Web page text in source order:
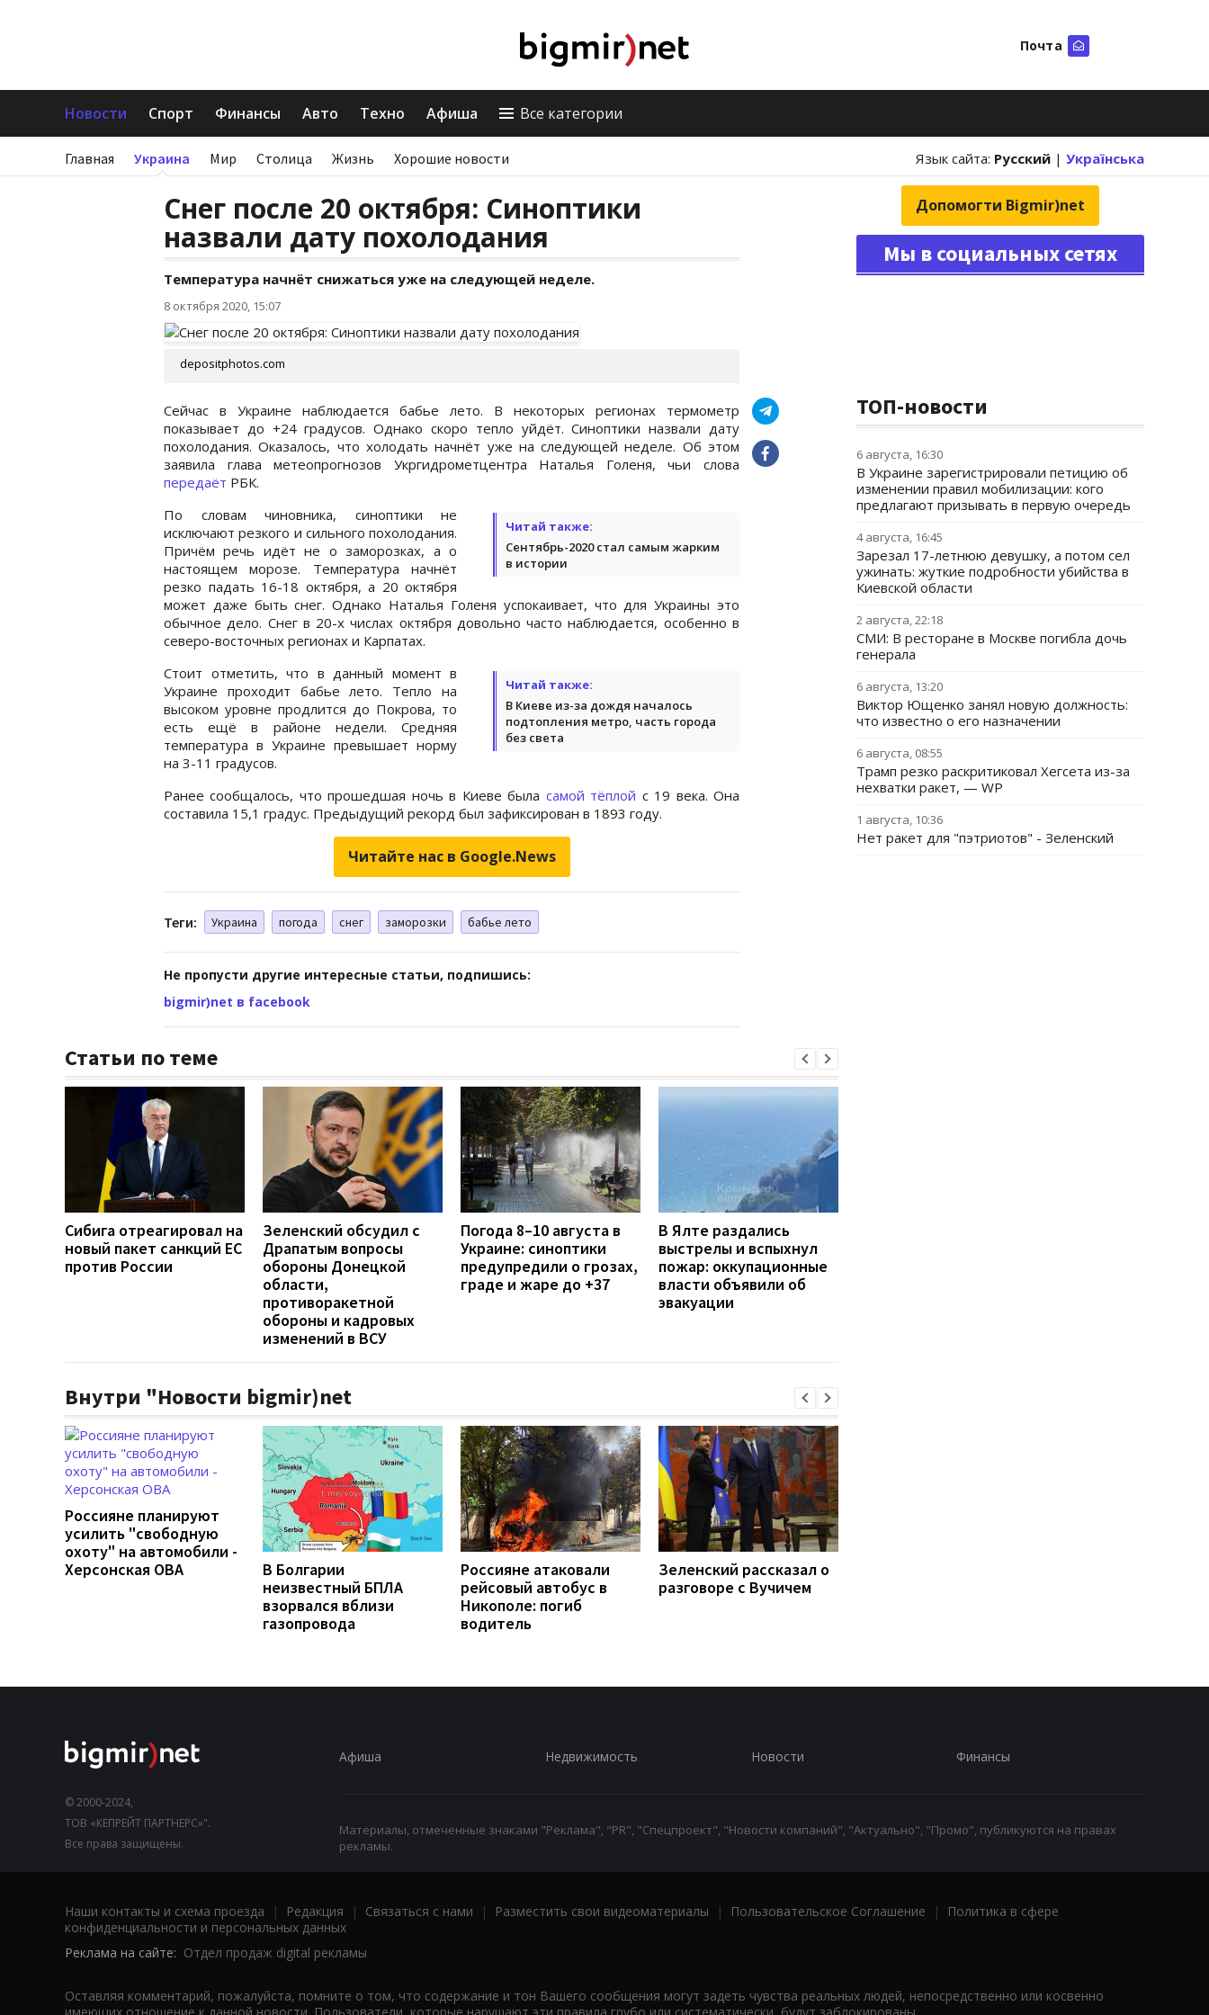
Почта
Новости Спорт Финансы Авто Техно Афиша Все категории
Главная Украина Мир Столица Жизнь Хорошие новости Язык сайта: Русский | Українська
Снег после 20 октября: Синоптики
назвали дату похолодания
Температура начнёт снижаться уже на следующей неделе.
8 октября 2020, 15:07
depositphotos.com
Сейчас в Украине наблюдается бабье лето. В некоторых регионах термометр
показывает до +24 градусов. Однако скоро тепло уйдёт. Синоптики назвали дату
похолодания. Оказалось, что холодать начнёт уже на следующей неделе. Об этом
заявила глава метеопрогнозов Укргидрометцентра Наталья Голеня, чьи слова
передаёт РБК.
Читай также:
Сентябрь-2020 стал самым жарким
в истории
По словам чиновника, синоптики не
исключают резкого и сильного похолодания.
Причём речь идёт не о заморозках, а о
настоящем морозе. Температура начнёт
резко падать 16-18 октября, а 20 октября
может даже быть снег. Однако Наталья Голеня успокаивает, что для Украины это
обычное дело. Снег в 20-х числах октября довольно часто наблюдается, особенно в
северо-восточных регионах и Карпатах.
Читай также:
В Киеве из-за дождя началось
подтопления метро, часть города
без света
Стоит отметить, что в данный момент в
Украине проходит бабье лето. Тепло на
высоком уровне продлится до Покрова, то
есть ещё в районе недели. Средняя
температура в Украине превышает норму
на 3-11 градусов.
Ранее сообщалось, что прошедшая ночь в Киеве была самой тёплой с 19 века. Она
составила 15,1 градус. Предыдущий рекорд был зафиксирован в 1893 году.
Читайте нас в Google.News
Теги: Украина погода снег заморозки бабье лето
Не пропусти другие интересные статьи, подпишись:
bigmir)net в facebook
Статьи по теме
Сибига отреагировал на
новый пакет санкций ЕС
против России
Зеленский обсудил с
Драпатым вопросы
обороны Донецкой
области,
противоракетной
обороны и кадровых
изменений в ВСУ
Погода 8–10 августа в
Украине: синоптики
предупредили о грозах,
граде и жаре до +37
В Ялте раздались
выстрелы и вспыхнул
пожар: оккупационные
власти объявили об
эвакуации
Внутри "Новости bigmir)net
Россияне планируют
усилить "свободную
охоту" на автомобили -
Херсонская ОВА
В Болгарии
неизвестный БПЛА
взорвался вблизи
газопровода
Россияне атаковали
рейсовый автобус в
Никополе: погиб
водитель
Зеленский рассказал о
разговоре с Вучичем
Допомогти Bigmir)net
Мы в социальных сетях
ТОП-новости
6 августа, 16:30
В Украине зарегистрировали петицию об
изменении правил мобилизации: кого
предлагают призывать в первую очередь
4 августа, 16:45
Зарезал 17-летнюю девушку, а потом сел
ужинать: жуткие подробности убийства в
Киевской области
2 августа, 22:18
СМИ: В ресторане в Москве погибла дочь
генерала
6 августа, 13:20
Виктор Ющенко занял новую должность:
что известно о его назначении
6 августа, 08:55
Трамп резко раскритиковал Хегсета из-за
нехватки ракет, — WP
1 августа, 10:36
Нет ракет для "пэтриотов" - Зеленский
© 2000-2024,
ТОВ «КЕПРЕЙТ ПАРТНЕРС»".
Все права защищены.
Афиша Недвижимость Новости Финансы
Материалы, отмеченные знаками "Реклама", "PR", "Спецпроект", "Новости компаний", "Актуально", "Промо", публикуются на правах
рекламы.
Наши контакты и схема проезда | Редакция | Связаться с нами | Разместить свои видеоматериалы | Пользовательское Соглашение |
Политика в сфере
конфиденциальности и персональных данных
Реклама на сайте: Отдел продаж digital рекламы
Оставляя комментарий, пожалуйста, помните о том, что содержание и тон Вашего сообщения могут задеть чувства реальных людей, непосредственно или косвенно